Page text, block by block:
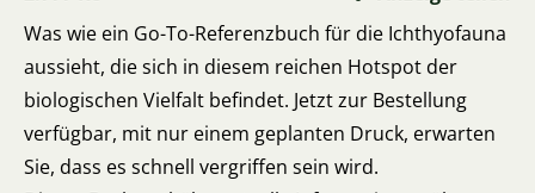
Was wie ein Go-To-Referenzbuch für die Ichthyofauna
aussieht, die sich in diesem reichen Hotspot der
biologischen Vielfalt befindet. Jetzt zur Bestellung
verfügbar, mit nur einem geplanten Druck, erwarten
Sie, dass es schnell vergriffen sein wird.